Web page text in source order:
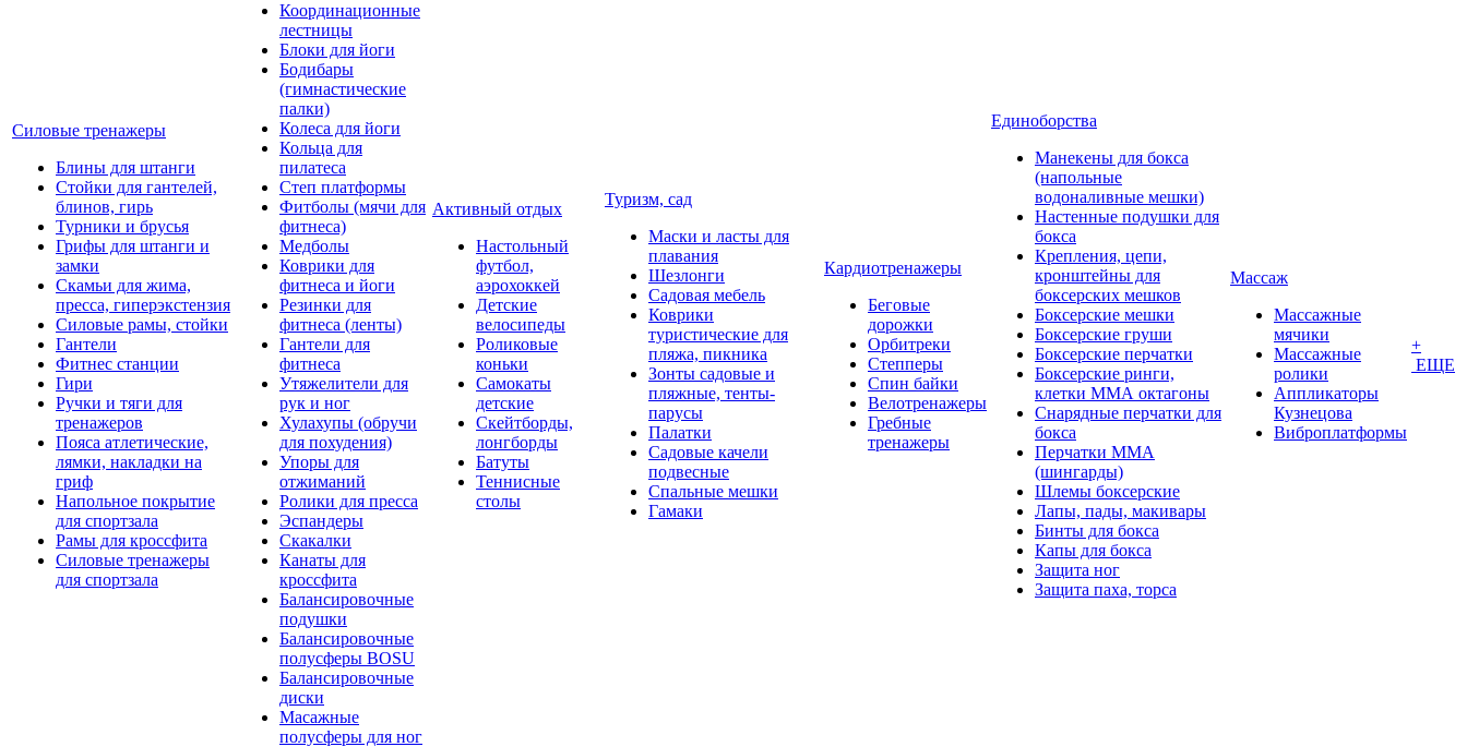
Силовые тренажеры
Блины для штанги
Стойки для гантелей,
блинов, гирь
Турники и брусья
Грифы для штанги и
замки
Скамьи для жима,
пресса, гиперэкстензия
Силовые рамы, стойки
Гантели
Фитнес станции
Гири
Ручки и тяги для
тренажеров
Пояса атлетические,
лямки, накладки на
гриф
Напольное покрытие
для спортзала
Рамы для кроссфита
Силовые тренажеры
для спортзала
Координационные
лестницы
Блоки для йоги
Бодибары
(гимнастические
палки)
Колеса для йоги
Кольца для
пилатеса
Степ платформы
Фитболы (мячи для
фитнеса)
Медболы
Коврики для
фитнеса и йоги
Резинки для
фитнеса (ленты)
Гантели для
фитнеса
Утяжелители для
рук и ног
Хулахупы (обручи
для похудения)
Упоры для
отжиманий
Ролики для пресса
Эспандеры
Скакалки
Канаты для
кроссфита
Балансировочные
подушки
Балансировочные
полусферы BOSU
Балансировочные
диски
Масажные
полусферы для ног
Активный отдых
Настольный
футбол,
аэрохоккей
Детские
велосипеды
Роликовые
коньки
Самокаты
детские
Скейтборды,
лонгборды
Батуты
Теннисные
столы
Туризм, сад
Маски и ласты для
плавания
Шезлонги
Садовая мебель
Коврики
туристические для
пляжа, пикника
Зонты садовые и
пляжные, тенты-
парусы
Палатки
Садовые качели
подвесные
Спальные мешки
Гамаки
Кардиотренажеры
Беговые
дорожки
Орбитреки
Степперы
Спин байки
Велотренажеры
Гребные
тренажеры
Единоборства
Манекены для бокса
(напольные
водоналивные мешки)
Настенные подушки для
бокса
Крепления, цепи,
кронштейны для
боксерских мешков
Боксерские мешки
Боксерские груши
Боксерские перчатки
Боксерские ринги,
клетки ММА октагоны
Снарядные перчатки для
бокса
Перчатки MMA
(шингарды)
Шлемы боксерские
Лапы, пады, макивары
Бинты для бокса
Капы для бокса
Защита ног
Защита паха, торса
Массаж
Массажные
мячики
Массажные
ролики
Аппликаторы
Кузнецова
Виброплатформы
+
ЕЩЕ